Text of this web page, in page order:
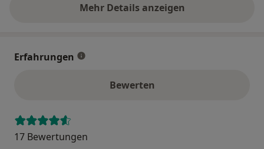
Mehr Details anzeigen
über die Adresse
Erfahrungen
Bewerten
17 Bewertungen